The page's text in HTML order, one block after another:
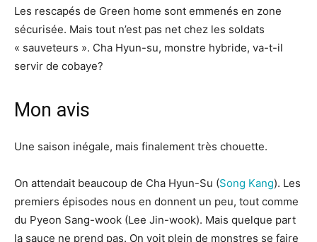
Les rescapés de Green home sont emmenés en zone
sécurisée. Mais tout n’est pas net chez les soldats
« sauveteurs ». Cha Hyun-su, monstre hybride, va-t-il
servir de cobaye?
Mon avis
Une saison inégale, mais finalement très chouette.
On attendait beaucoup de Cha Hyun-Su (Song Kang). Les
premiers épisodes nous en donnent un peu, tout comme
du Pyeon Sang-wook (Lee Jin-wook). Mais quelque part
la sauce ne prend pas. On voit plein de monstres se faire